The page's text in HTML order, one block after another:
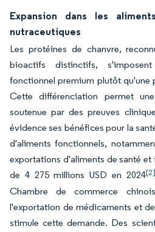
Expansion dans les
nutraceutiques
Les protéines de chanvre,
bioactifs distinctifs,
fonctionnel premium plutôt qu'une
Cette différenciation permet
soutenue par des preuves
évidence ses bénéfices pour la
d'aliments fonctionnels,
exportations d'aliments de santé
de 4 275 millions USD en 2024[2]
Chambre de commerce
l'exportation de médicaments et
stimule cette demande. Des